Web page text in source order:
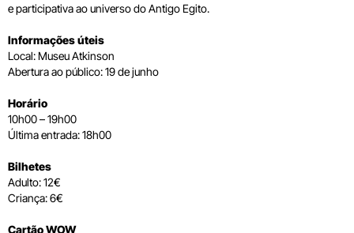
e participativa ao universo do Antigo Egito.
Informações úteis
Local: Museu Atkinson
Abertura ao público: 19 de junho
Horário
10h00 – 19h00
Última entrada: 18h00
Bilhetes
Adulto: 12€
Criança: 6€
Cartão WOW